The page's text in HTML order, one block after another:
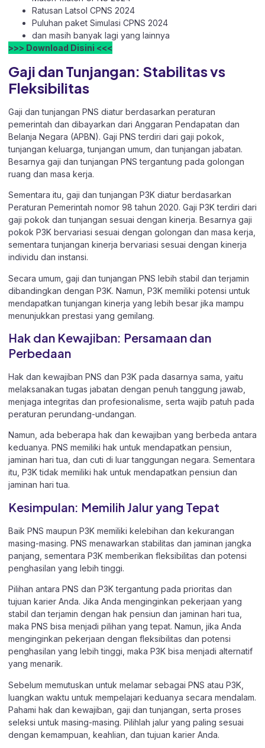
Ratusan Latsol CPNS 2024
Puluhan paket Simulasi CPNS 2024
dan masih banyak lagi yang lainnya
>>> Download Disini <<<
Gaji dan Tunjangan: Stabilitas vs
Fleksibilitas
Gaji dan tunjangan PNS diatur berdasarkan peraturan
pemerintah dan dibayarkan dari Anggaran Pendapatan dan
Belanja Negara (APBN). Gaji PNS terdiri dari gaji pokok,
tunjangan keluarga, tunjangan umum, dan tunjangan jabatan.
Besarnya gaji dan tunjangan PNS tergantung pada golongan
ruang dan masa kerja.
Sementara itu, gaji dan tunjangan P3K diatur berdasarkan
Peraturan Pemerintah nomor 98 tahun 2020. Gaji P3K terdiri dari
gaji pokok dan tunjangan sesuai dengan kinerja. Besarnya gaji
pokok P3K bervariasi sesuai dengan golongan dan masa kerja,
sementara tunjangan kinerja bervariasi sesuai dengan kinerja
individu dan instansi.
Secara umum, gaji dan tunjangan PNS lebih stabil dan terjamin
dibandingkan dengan P3K. Namun, P3K memiliki potensi untuk
mendapatkan tunjangan kinerja yang lebih besar jika mampu
menunjukkan prestasi yang gemilang.
Hak dan Kewajiban: Persamaan dan
Perbedaan
Hak dan kewajiban PNS dan P3K pada dasarnya sama, yaitu
melaksanakan tugas jabatan dengan penuh tanggung jawab,
menjaga integritas dan profesionalisme, serta wajib patuh pada
peraturan perundang-undangan.
Namun, ada beberapa hak dan kewajiban yang berbeda antara
keduanya. PNS memiliki hak untuk mendapatkan pensiun,
jaminan hari tua, dan cuti di luar tanggungan negara. Sementara
itu, P3K tidak memiliki hak untuk mendapatkan pensiun dan
jaminan hari tua.
Kesimpulan: Memilih Jalur yang Tepat
Baik PNS maupun P3K memiliki kelebihan dan kekurangan
masing-masing. PNS menawarkan stabilitas dan jaminan jangka
panjang, sementara P3K memberikan fleksibilitas dan potensi
penghasilan yang lebih tinggi.
Pilihan antara PNS dan P3K tergantung pada prioritas dan
tujuan karier Anda. Jika Anda menginginkan pekerjaan yang
stabil dan terjamin dengan hak pensiun dan jaminan hari tua,
maka PNS bisa menjadi pilihan yang tepat. Namun, jika Anda
menginginkan pekerjaan dengan fleksibilitas dan potensi
penghasilan yang lebih tinggi, maka P3K bisa menjadi alternatif
yang menarik.
Sebelum memutuskan untuk melamar sebagai PNS atau P3K,
luangkan waktu untuk mempelajari keduanya secara mendalam.
Pahami hak dan kewajiban, gaji dan tunjangan, serta proses
seleksi untuk masing-masing. Pilihlah jalur yang paling sesuai
dengan kemampuan, keahlian, dan tujuan karier Anda.